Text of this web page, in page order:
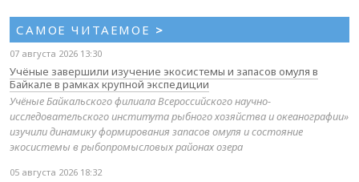
САМОЕ ЧИТАЕМОЕ >
07 августа 2026 13:30
Учёные завершили изучение экосистемы и запасов омуля в
Байкале в рамках крупной экспедиции
Учёные Байкальского филиала Всероссийского научно-
исследовательского института рыбного хозяйства и океанографии»
изучили динамику формирования запасов омуля и состояние
экосистемы в рыбопромысловых районах озера
05 августа 2026 18:32